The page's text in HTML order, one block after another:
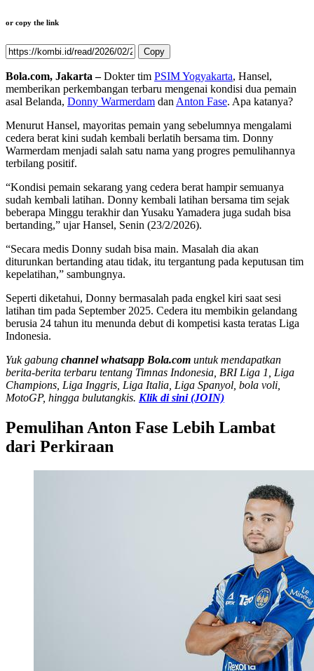
or copy the link
Copy
Bola.com, Jakarta –Dokter tim PSIM Yogyakarta, Hansel,
memberikan perkembangan terbaru mengenai kondisi dua pemain
asal Belanda, Donny Warmerdam dan Anton Fase. Apa katanya?
Menurut Hansel, mayoritas pemain yang sebelumnya mengalami
cedera berat kini sudah kembali berlatih bersama tim. Donny
Warmerdam menjadi salah satu nama yang progres pemulihannya
terbilang positif.
“Kondisi pemain sekarang yang cedera berat hampir semuanya
sudah kembali latihan. Donny kembali latihan bersama tim sejak
beberapa Minggu terakhir dan Yusaku Yamadera juga sudah bisa
bertanding,” ujar Hansel, Senin (23/2/2026).
“Secara medis Donny sudah bisa main. Masalah dia akan
diturunkan bertanding atau tidak, itu tergantung pada keputusan tim
kepelatihan,” sambungnya.
Seperti diketahui, Donny bermasalah pada engkel kiri saat sesi
latihan tim pada September 2025. Cedera itu membikin gelandang
berusia 24 tahun itu menunda debut di kompetisi kasta teratas Liga
Indonesia.
Yuk gabung channel whatsapp Bola.com untuk mendapatkan
berita-berita terbaru tentang Timnas Indonesia, BRI Liga 1, Liga
Champions, Liga Inggris, Liga Italia, Liga Spanyol, bola voli,
MotoGP, hingga bulutangkis. Klik di sini (JOIN)
Pemulihan Anton Fase Lebih Lambat
dari Perkiraan